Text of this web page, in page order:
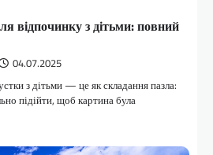
відпочинку з дітьми: повний
04.07.2025
з дітьми — це як складання пазла:
підійти, щоб картина була